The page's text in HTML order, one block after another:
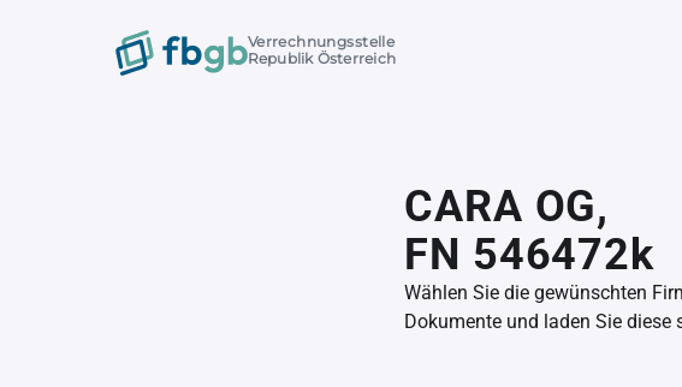
Verrechnungsstelle
Republik Österreich
CARA OG,
FN 546472k
Wählen Sie die gewünschten
Dokumente und laden Sie